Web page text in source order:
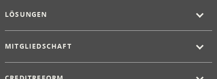
LÖSUNGEN
MITGLIEDSCHAFT